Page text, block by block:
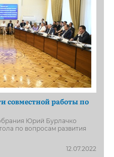
совместной работы по
Юрий Бурлачко
по вопросам развития
12.07.2022